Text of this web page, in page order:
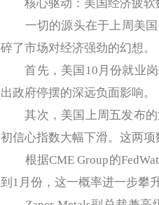
核心驱动：美国经济疲软
一切的源头在于上周美国
碎了市场对经济强劲的幻想。
首先，美国10月份就业岗
出政府停摆的深远负面影响。
其次，美国上周五发布的
初信心指数大幅下滑。这两
根据CME Group的
到1月份，这一概率进一步攀